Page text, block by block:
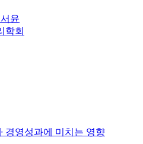
윤
학회
경영성과에 미치는 영향